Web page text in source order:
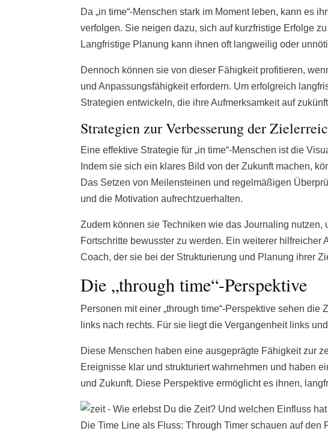
Da „in time“-Menschen stark im Moment leben, kann es
verfolgen. Sie neigen dazu, sich auf kurzfristige Erfolge
Langfristige Planung kann ihnen oft langweilig oder
Dennoch können sie von dieser Fähigkeit profitieren,
und Anpassungsfähigkeit erfordern. Um erfolgreich
Strategien entwickeln, die ihre Aufmerksamkeit auf
Strategien zur Verbesserung der
Eine effektive Strategie für „in time“-Menschen ist die
Indem sie sich ein klares Bild von der Zukunft machen,
Das Setzen von Meilensteinen und regelmäßigen
und die Motivation aufrechtzuerhalten.
Zudem können sie Techniken wie das Journaling
Fortschritte bewusster zu werden. Ein weiterer
Coach, der sie bei der Strukturierung und Planung ihrer
Die „through time“-Perspektive
Personen mit einer „through time“-Perspektive sehen
links nach rechts. Für sie liegt die Vergangenheit links
Diese Menschen haben eine ausgeprägte Fähigkeit zur
Ereignisse klar und strukturiert wahrnehmen und haben
und Zukunft. Diese Perspektive ermöglicht es ihnen,
Die Time Line als Fluss: Through Timer schauen auf den